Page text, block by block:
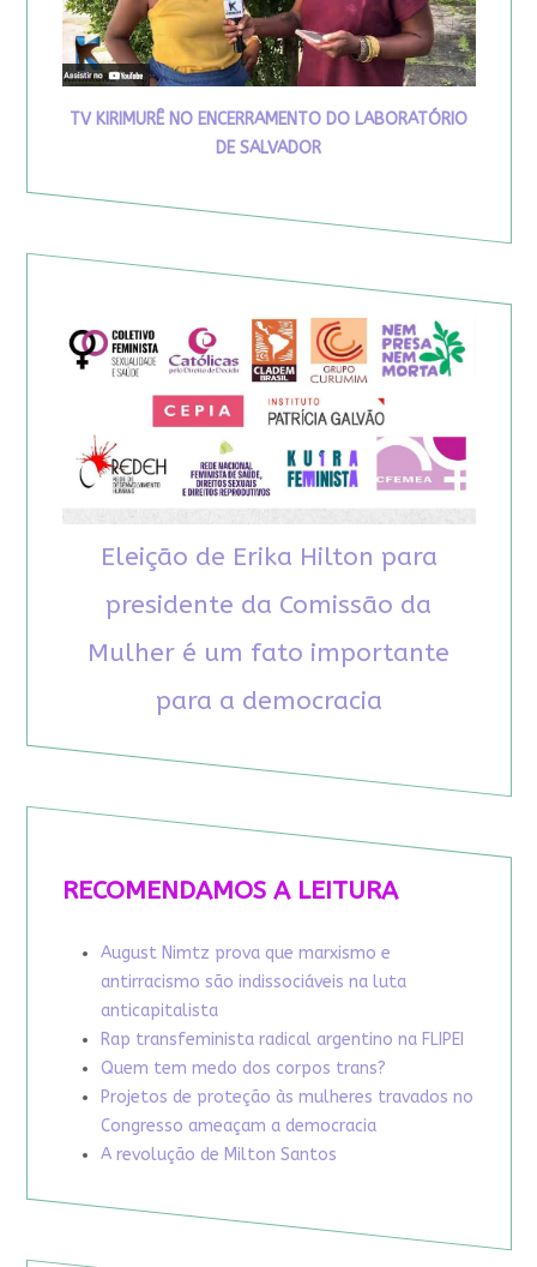
TV KIRIMURÊ NO ENCERRAMENTO DO LABORATÓRIO
DE SALVADOR
Eleição de Erika Hilton para
presidente da Comissão da
Mulher é um fato importante
para a democracia
RECOMENDAMOS A LEITURA
August Nimtz prova que marxismo e
antirracismo são indissociáveis na luta
anticapitalista
Rap transfeminista radical argentino na FLIPEI
Quem tem medo dos corpos trans?
Projetos de proteção às mulheres travados no
Congresso ameaçam a democracia
A revolução de Milton Santos